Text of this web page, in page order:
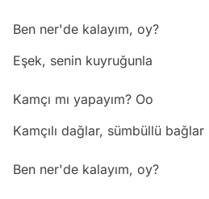
Ben ner'de kalayım, oy?
Eşek, senin kuyruğunla
Kamçı mı yapayım? Oo
Kamçılı dağlar, sümbüllü bağlar
Ben ner'de kalayım, oy?